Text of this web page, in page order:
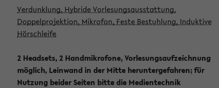
Verdunklung, Hybride Vorlesungsausstattung,
Doppelprojektion, Mikrofon, Feste Bestuhlung, Induktive
Hörschleife
2 Headsets, 2 Handmikrofone, Vorlesungsaufzeichnung
möglich, Leinwand in der Mitte heruntergefahren; für
Nutzung beider Seiten bitte die Medientechnik